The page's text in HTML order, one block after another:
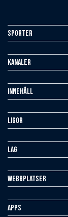
Sporter
Kanaler
Innehåll
Ligor
Lag
Webbplatser
Apps